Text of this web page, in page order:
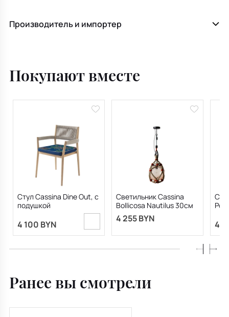
Производитель и импортер
Покупают вместе
Стул Cassina Dine Out, c
подушкой
4 100 BYN
Светильник Cassina
Bollicosa Nautilus 30см
4 255 BYN
4
Ранее вы смотрели